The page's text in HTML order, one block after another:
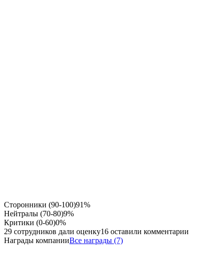
Сторонники (90-100)91%
Нейтралы (70-80)9%
Критики (0-60)0%
29 сотрудников дали оценку16 оставили комментарии
Награды компанииВсе награды (7)